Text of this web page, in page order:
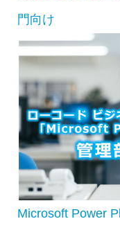
門向け
Microsoft Power